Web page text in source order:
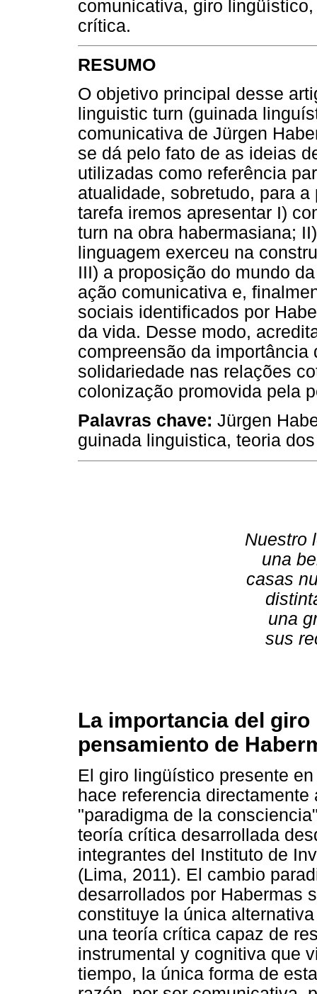
comunicativa, giro
crítica.
RESUMO
O objetivo principal desse
linguistic turn (guinada
comunicativa de Jürgen
se dá pelo fato de as ideias
utilizadas como referência
atualidade, sobretudo, para
tarefa iremos apresentar I)
turn na obra habermasiana;
linguagem exerceu na
III) a proposição do mundo
ação comunicativa e,
sociais identificados por
da vida. Desse modo,
compreensão da
solidariedade nas relações
colonização promovida pela
Palavras chave: Jürgen
guinada linguistica, teoria
Nuestro
una
casas
una
sus
La importancia del
pensamiento de
El giro lingüístico presente
hace referencia
"paradigma de la
teoría crítica desarrollada
integrantes del Instituto de
(Lima, 2011). El cambio
desarrollados por Habermas
constituye la única
una teoría crítica capaz de
instrumental y cognitiva que
tiempo, la única forma de